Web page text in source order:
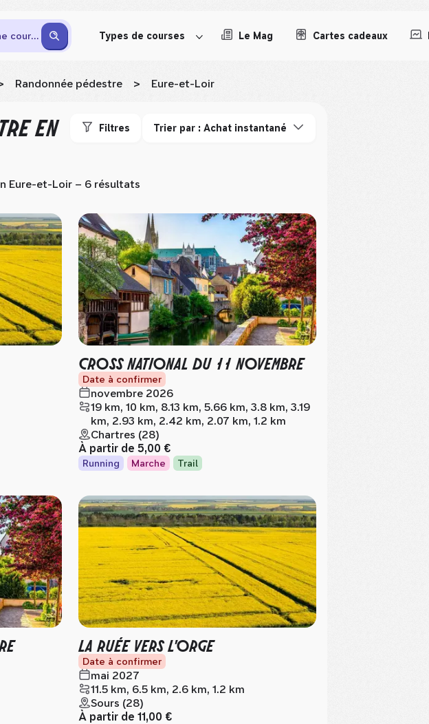
Rechercher une course Types de courses Le Mag Cartes cadeaux
Randonnée pédestre > Eure-et-Loir
EN
Filtres Trier par : Achat instantané
Eure-et-Loir – 6 résultats
CROSS NATIONAL DU 11 NOVEMBRE
Date à confirmer
novembre 2026
19 km, 10 km, 8.13 km, 5.66 km, 3.8 km, 3.19
km, 2.93 km, 2.42 km, 2.07 km, 1.2 km
Chartres (28)
À partir de 5,00 €
Running Marche Trail
LA RUÉE VERS L'ORGE
Date à confirmer
mai 2027
11.5 km, 6.5 km, 2.6 km, 1.2 km
Sours (28)
À partir de 11,00 €